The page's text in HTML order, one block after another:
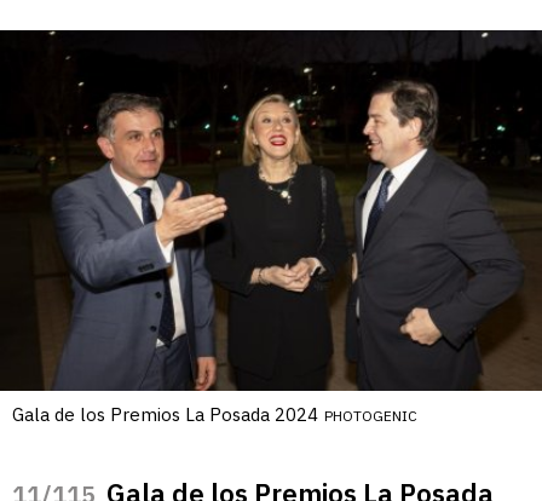
Gala de los Premios La Posada 2024 PHOTOGENIC
Gala de los Premios La Posada